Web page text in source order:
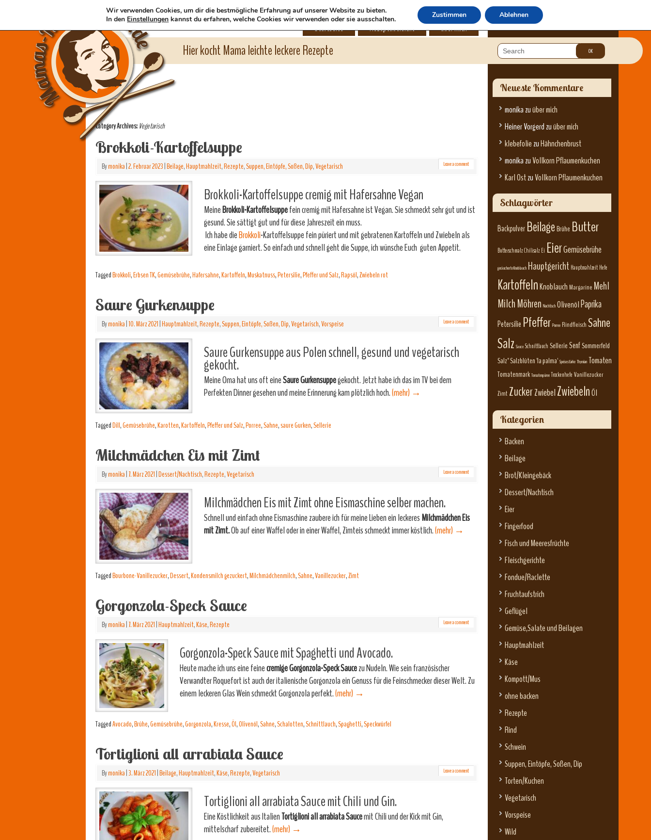
Hier kocht Mama leichte leckere Rezepte
Startseite Rezeptübersicht über mich
Category Archives:Vegetarisch
Brokkoli-Kartoffelsuppe
Bymonika|2. Februar 2023|Beilage,Hauptmahlzeit,Rezepte,Suppen, Eintöpfe, Soßen, Dip,Vegetarisch Leave a comment
Brokkoli-Kartoffelsuppe cremig mit Hafersahne Vegan
MeineBrokkoli-Kartoffelsuppefein cremig mit Hafersahne ist Vegan. Sie schmeckt sehr gut und ist
gesund. Sie sättigt gut und für diese Jahreszeit ein muss.
Ich habe dieBrokkoli-Kartoffelsuppe fein püriert und mit gebratenen Kartoffeln und Zwiebeln als
eine Einlage garniert. So einfach und schnell geht die Suppe, ich wünsche Euch guten Appetit.
TaggedBrokkoli,Erbsen TK,Gemüsebrühe,Hafersahne,Kartoffeln,Muskatnuss,Petersilie,Pfeffer und Salz,Rapsöl,Zwiebeln rot
Saure Gurkensuppe
Bymonika|10. März 2021|Hauptmahlzeit,Rezepte,Suppen, Eintöpfe, Soßen, Dip,Vegetarisch,Vorspeise Leave a comment
Saure Gurkensuppe aus Polen schnell, gesund und vegetarisch
gekocht.
Meine Oma hat uns oft eineSaure Gurkensuppegekocht. Jetzt habe ich das im TV bei dem
Perfekten Dinner gesehen und meine Erinnerung kam plötzlich hoch.(mehr) →
TaggedDill,Gemüsebrühe,Karotten,Kartoffeln,Pfeffer und Salz,Porree,Sahne,saure Gurken,Sellerie
Milchmädchen Eis mit Zimt
Bymonika|7. März 2021|Dessert/Nachtisch,Rezepte,Vegetarisch Leave a comment
Milchmädchen Eis mit Zimt ohne Eismaschine selber machen.
Schnell und einfach ohne Eismaschine zaubere ich für meine Lieben ein leckeresMilchmädchen Eis
mit Zimt.Ob auf einer Waffel oder in einer Waffel, Zimteis schmeckt immer köstlich.(mehr) →
TaggedBourbone-Vanillezucker,Dessert,Kondensmilch gezuckert,Milchmädchenmilch,Sahne,Vanillezucker,Zimt
Gorgonzola-Speck Sauce
Bymonika|7. März 2021|Hauptmahlzeit,Käse,Rezepte Leave a comment
Gorgonzola-Speck Sauce mit Spaghetti und Avocado.
Heute mache ich uns eine feinecremige Gorgonzola-Speck Saucezu Nudeln. Wie sein französischer
Verwandter Roquefort ist auch der italienische Gorgonzola ein Genuss für die Feinschmecker dieser Welt. Zu
einem leckeren Glas Wein schmeckt Gorgonzola perfekt.(mehr) →
TaggedAvocado,Brühe,Gemüsebrühe,Gorgonzola,Kresse,Öl,Olivenöl,Sahne,Schalotten,Schnittlauch,Spaghetti,Speckwürfel
Tortiglioni all arrabiata Sauce
Bymonika|3. März 2021|Beilage,Hauptmahlzeit,Käse,Rezepte,Vegetarisch Leave a comment
Tortiglioni all arrabiata Sauce mit Chili und Gin.
Eine Köstlichkeit aus ItalienTortiglioni all arrabiata Saucemit Chili und der Kick mit Gin,
mittelscharf zubereitet.(mehr) →
Neueste Kommentare
monika zuüber mich
Heiner Vorgerd zuüber mich
klebefolie zuHähnchenbrust
monika zuVollkorn Pflaumenkuchen
Karl OstzuVollkorn Pflaumenkuchen
Schlagwörter
Backpulver BeilageBrühe Butter
ButterschmalzChilisalz Ei EierGemüsebrühe
geräucherte Knoblauch Hauptgericht Hauptmahlzeit Hefe
KartoffelnKnoblauch Margarine Mehl
MilchMöhren Nachtisch OlivenölPaprika
Petersilie Pfeffer Porree Rindfleisch Sahne
Salz Sauce Schnittlauch SellerieSenfSommerfeld
Salz" Salzblüten 'la palma' Speisestärke Thymian Tomaten
Tomatenmark Tomatenpüree Trockenhefe Vanillezucker
Zimt ZuckerZwiebelZwiebelnÖl
Kategorien
Backen
Beilage
Brot/Kleingebäck
Dessert/Nachtisch
Eier
Fingerfood
Fisch und Meeresfrüchte
Fleischgerichte
Fondue/Raclette
Fruchtaufstrich
Geflügel
Gemüse,Salate und Beilagen
Hauptmahlzeit
Käse
Kompott/Mus
ohne backen
Rezepte
Rind
Schwein
Suppen, Eintöpfe, Soßen, Dip
Torten/Kuchen
Vegetarisch
Vorspeise
Wild
Wir verwenden Cookies, um dir die bestmögliche Erfahrung auf unserer Website zu bieten.
In den Einstellungen kannst du erfahren, welche Cookies wir verwenden oder sie ausschalten. Zustimmen Ablehnen